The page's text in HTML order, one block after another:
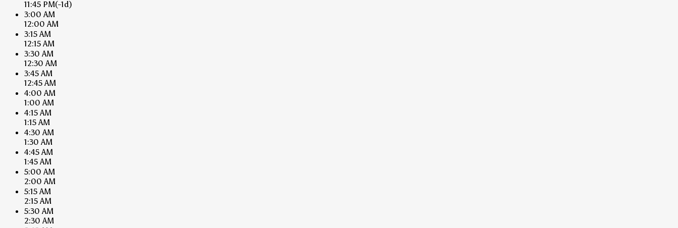
11:45 PM(-1d)
3:00 AM
12:00 AM
3:15 AM
12:15 AM
3:30 AM
12:30 AM
3:45 AM
12:45 AM
4:00 AM
1:00 AM
4:15 AM
1:15 AM
4:30 AM
1:30 AM
4:45 AM
1:45 AM
5:00 AM
2:00 AM
5:15 AM
2:15 AM
5:30 AM
2:30 AM